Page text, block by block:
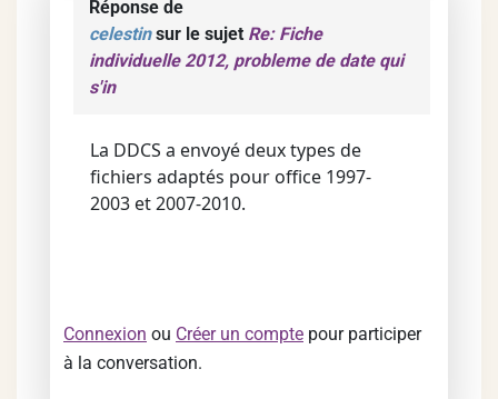
Réponse de
celestinsur le sujet Re: Fiche
individuelle 2012, probleme de date qui
s'in
La DDCS a envoyé deux types de
fichiers adaptés pour office 1997-
2003 et 2007-2010.
Connexion ou Créer un compte pour participer
à la conversation.